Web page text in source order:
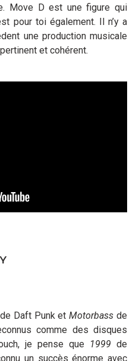
Move D est une figure qui
pour toi également. Il n’y a
une production musicale
et cohérent.
de Daft Punk etMotorbass de
comme des disques
je pense que
1999 de
un succès énorme avec